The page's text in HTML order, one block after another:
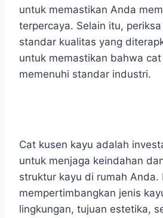
untuk memastikan Anda
terpercaya. Selain itu,
standar kualitas yang
untuk memastikan bahwa
memenuhi standar industri.
Cat kusen kayu adalah
untuk menjaga keindahan
struktur kayu di rumah Anda.
mempertimbangkan jenis
lingkungan, tujuan estetika,